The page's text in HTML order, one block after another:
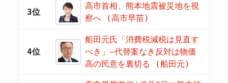
3位
高市首相、熊本地震被災地を視
察へ (高市早苗)
4位
船田元氏「消費税減税は見直す
べき」―代替案なき反対は物価
高の民意を裏切る (船田元)